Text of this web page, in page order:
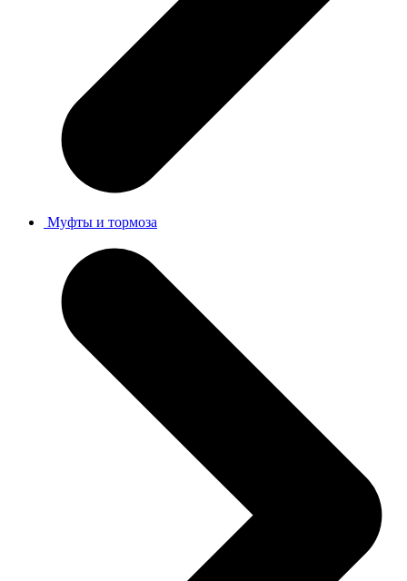
Муфты и тормоза